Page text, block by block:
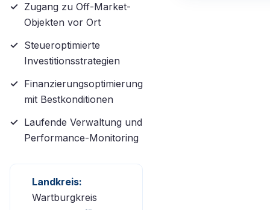
Zugang zu Off-Market-
Objekten vor Ort
Steueroptimierte
Investitionsstrategien
Finanzierungsoptimierung
mit Bestkonditionen
Laufende Verwaltung und
Performance-Monitoring
Landkreis:
Wartburgkreis